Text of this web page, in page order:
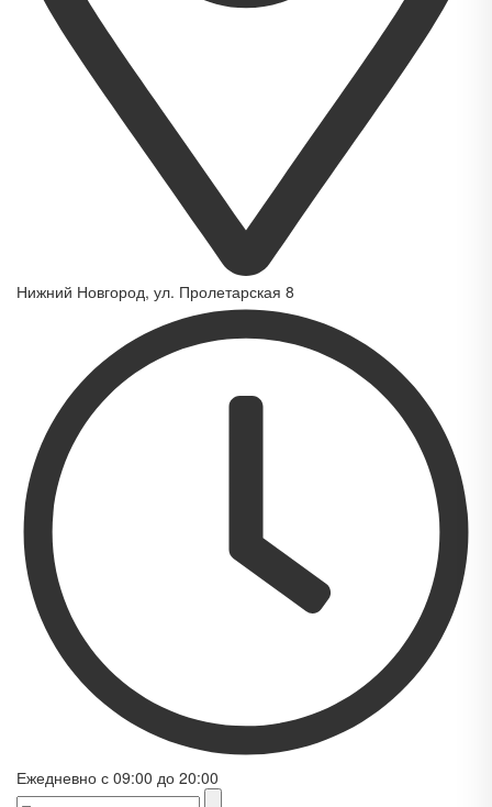
Нижний Новгород, ул. Пролетарская 8
Ежедневно с 09:00 до 20:00